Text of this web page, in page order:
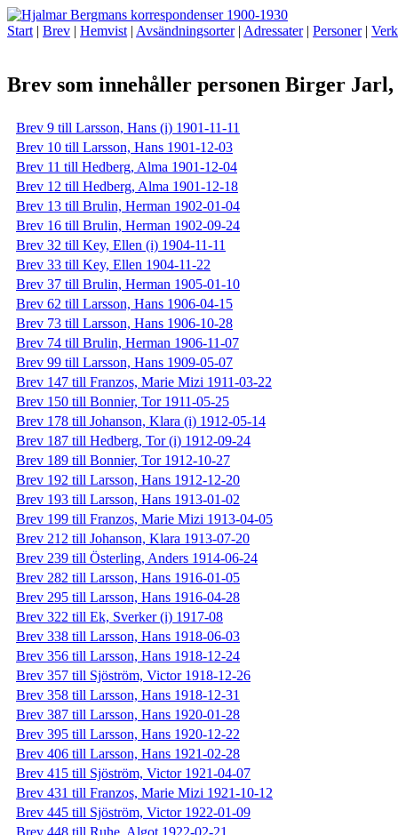
Start | Brev | Hemvist | Avsändningsorter| Adressater| Personer| Verk
Brev som innehåller personen Birger Jarl,
Brev 9 till Larsson, Hans (i) 1901-11-11
Brev 10 till Larsson, Hans 1901-12-03
Brev 11 till Hedberg, Alma 1901-12-04
Brev 12 till Hedberg, Alma 1901-12-18
Brev 13 till Brulin, Herman 1902-01-04
Brev 16 till Brulin, Herman 1902-09-24
Brev 32 till Key, Ellen (i) 1904-11-11
Brev 33 till Key, Ellen 1904-11-22
Brev 37 till Brulin, Herman 1905-01-10
Brev 62 till Larsson, Hans 1906-04-15
Brev 73 till Larsson, Hans 1906-10-28
Brev 74 till Brulin, Herman 1906-11-07
Brev 99 till Larsson, Hans 1909-05-07
Brev 147 till Franzos, Marie Mizi 1911-03-22
Brev 150 till Bonnier, Tor 1911-05-25
Brev 178 till Johanson, Klara (i) 1912-05-14
Brev 187 till Hedberg, Tor (i) 1912-09-24
Brev 189 till Bonnier, Tor 1912-10-27
Brev 192 till Larsson, Hans 1912-12-20
Brev 193 till Larsson, Hans 1913-01-02
Brev 199 till Franzos, Marie Mizi 1913-04-05
Brev 212 till Johanson, Klara 1913-07-20
Brev 239 till Österling, Anders 1914-06-24
Brev 282 till Larsson, Hans 1916-01-05
Brev 295 till Larsson, Hans 1916-04-28
Brev 322 till Ek, Sverker (i) 1917-08
Brev 338 till Larsson, Hans 1918-06-03
Brev 356 till Larsson, Hans 1918-12-24
Brev 357 till Sjöström, Victor 1918-12-26
Brev 358 till Larsson, Hans 1918-12-31
Brev 387 till Larsson, Hans 1920-01-28
Brev 395 till Larsson, Hans 1920-12-22
Brev 406 till Larsson, Hans 1921-02-28
Brev 415 till Sjöström, Victor 1921-04-07
Brev 431 till Franzos, Marie Mizi 1921-10-12
Brev 445 till Sjöström, Victor 1922-01-09
Brev 448 till Ruhe, Algot 1922-02-21